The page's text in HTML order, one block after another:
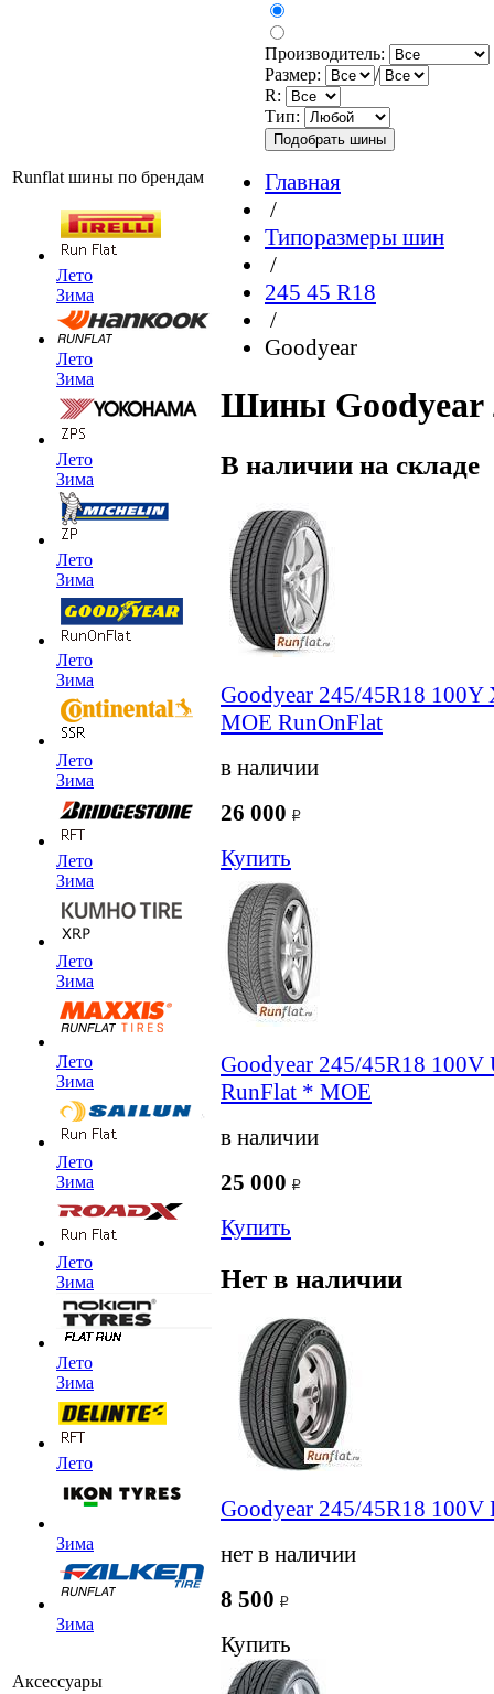
Runflat шины по брендам
Лето
Зима
Лето
Зима
Лето
Зима
Лето
Зима
Лето
Зима
Лето
Зима
Лето
Зима
Лето
Зима
Лето
Зима
Лето
Зима
Лето
Зима
Лето
Зима
Лето
Зима
Зима
Аксессуары
Производитель:
Размер:
/
R:
Тип:
Главная
/
Типоразмеры шин
/
245 45 R18
/
Goodyear
Шины Goodyear
В наличии на складе
Goodyear 245/45R18
MOE RunOnFlat
в наличии
26 000
Купить
Goodyear 245/45R18 100V
RunFlat * MOE
в наличии
25 000
Купить
Нет в наличии
Goodyear 245/45R18
нет в наличии
8 500
Купить